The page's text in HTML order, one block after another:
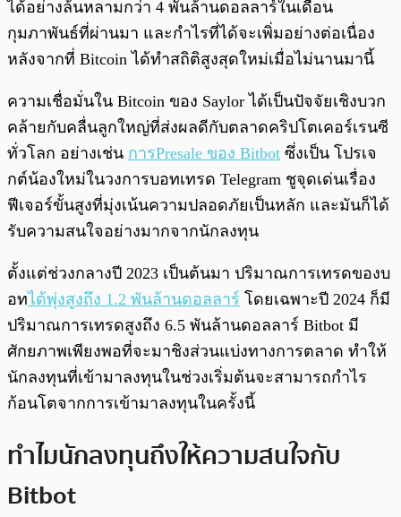
ได้อย่างล้นหลามกว่า 4 พันล้านดอลลาร์ในเดือน
กุมภาพันธ์ที่ผ่านมา และกำไรที่ได้จะเพิ่มอย่างต่อเนื่อง
หลังจากที่ Bitcoin ได้ทำสถิติสูงสุดใหม่เมื่อไม่นานมานี้
ความเชื่อมั่นใน Bitcoin ของ Saylor ได้เป็นปัจจัยเชิงบวก
คล้ายกับคลื่นลูกใหญ่ที่ส่งผลดีกับตลาดคริปโตเคอร์เรนซี
ทั่วโลก อย่างเช่น การPresale ของ Bitbot ซึ่งเป็น โปรเจ
กต์น้องใหม่ในวงการบอทเทรด Telegram ชูจุดเด่นเรื่อง
ฟีเจอร์ขั้นสูงที่มุ่งเน้นความปลอดภัยเป็นหลัก และมันก็ได้
รับความสนใจอย่างมากจากนักลงทุน
ตั้งแต่ช่วงกลางปี 2023 เป็นต้นมา ปริมาณการเทรดของบ
อทได้พุ่งสูงถึง 1.2 พันล้านดอลลาร์ โดยเฉพาะปี 2024 ก็มี
ปริมาณการเทรดสูงถึง 6.5 พันล้านดอลลาร์​ Bitbot มี
ศักยภาพเพียงพอที่จะมาชิงส่วนแบ่งทางการตลาด ทำให้
นักลงทุนที่เข้ามาลงทุนในช่วงเริ่มต้นจะสามารถกำไร
ก้อนโตจากการเข้ามาลงทุนในครั้งนี้
ทำไมนักลงทุนถึงให้ความสนใจกับ
Bitbot